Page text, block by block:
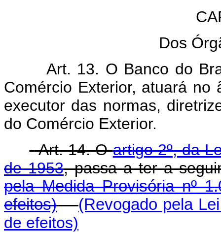
Dos
Art. 13. O Banco do
Comércio Exterior, atuará no
executor das normas,
do Comércio Exterior.
Art. 14. Oartigo 2º, da
de 1953, passa a ter a
pela Medida Provisória nº
efeitos)
(Revogado pela
de efeitos)